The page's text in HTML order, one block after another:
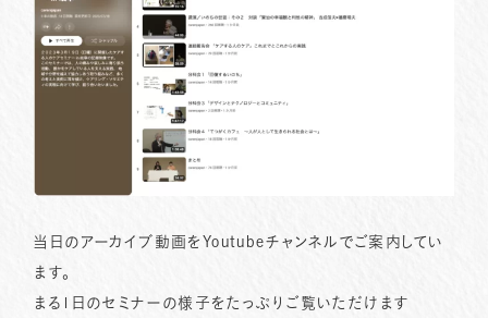
当日のアーカイブ動画をYoutubeチャンネルでご案内してい
ます。
まる1日のセミナーの様子をたっぷりご覧いただけます